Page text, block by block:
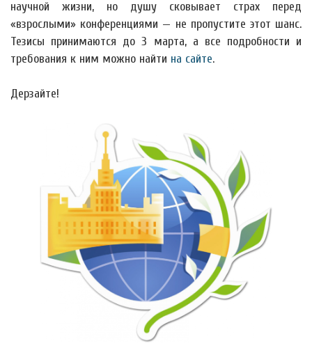
научной жизни, но душу сковывает страх перед
«взрослыми» конференциями — не пропустите этот шанс.
Тезисы принимаются до 3 марта, а все подробности и
требования к ним можно найти на сайте.
Дерзайте!